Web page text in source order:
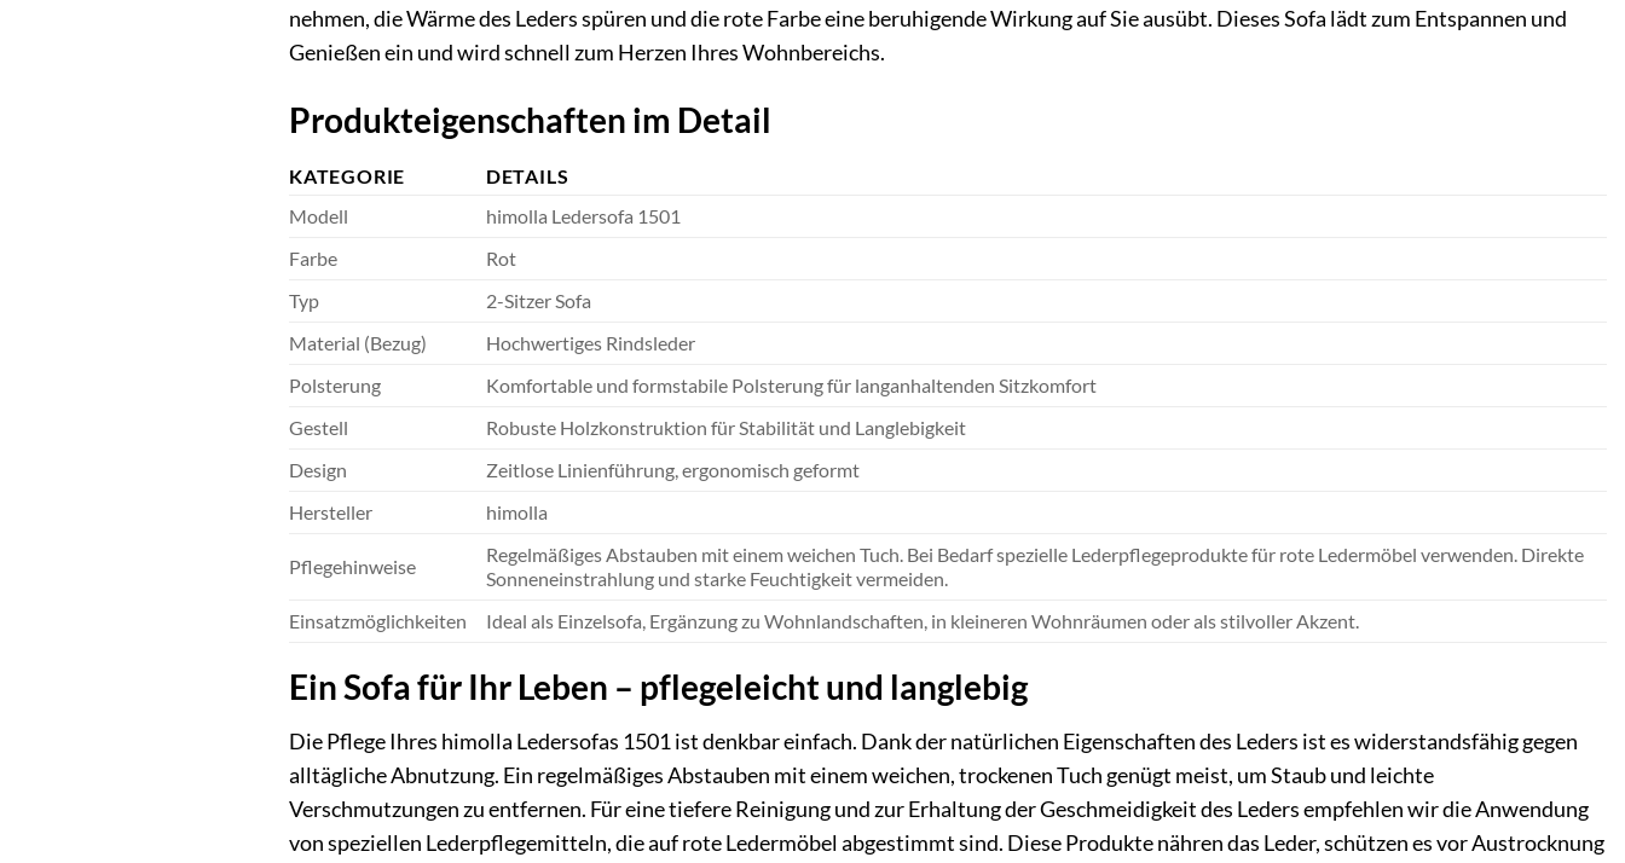
nehmen, die Wärme des Leders spüren und die rote Farbe eine beruhigende Wirkung auf Sie ausübt. Dieses Sofa lädt zum Entspannen und
Genießen ein und wird schnell zum Herzen Ihres Wohnbereichs.
Produkteigenschaften im Detail
KATEGORIE
DETAILS
Modell
himolla Ledersofa 1501
Farbe
Rot
Typ
2-Sitzer Sofa
Material (Bezug)
Hochwertiges Rindsleder
Polsterung
Komfortable und formstabile Polsterung für langanhaltenden Sitzkomfort
Gestell
Robuste Holzkonstruktion für Stabilität und Langlebigkeit
Design
Zeitlose Linienführung, ergonomisch geformt
Hersteller
himolla
Pflegehinweise
Regelmäßiges Abstauben mit einem weichen Tuch. Bei Bedarf spezielle Lederpflegeprodukte für rote Ledermöbel verwenden. Direkte
Sonneneinstrahlung und starke Feuchtigkeit vermeiden.
Einsatzmöglichkeiten
Ideal als Einzelsofa, Ergänzung zu Wohnlandschaften, in kleineren Wohnräumen oder als stilvoller Akzent.
Ein Sofa für Ihr Leben – pflegeleicht und langlebig
Die Pflege Ihres himolla Ledersofas 1501 ist denkbar einfach. Dank der natürlichen Eigenschaften des Leders ist es widerstandsfähig gegen
alltägliche Abnutzung. Ein regelmäßiges Abstauben mit einem weichen, trockenen Tuch genügt meist, um Staub und leichte
Verschmutzungen zu entfernen. Für eine tiefere Reinigung und zur Erhaltung der Geschmeidigkeit des Leders empfehlen wir die Anwendung
von speziellen Lederpflegemitteln, die auf rote Ledermöbel abgestimmt sind. Diese Produkte nähren das Leder, schützen es vor Austrocknung